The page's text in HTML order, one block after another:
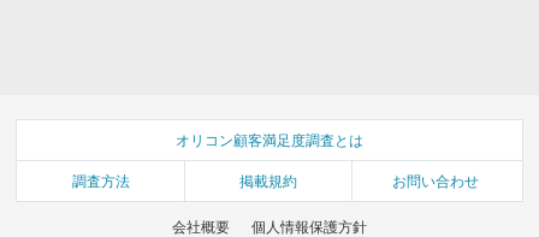
オリコン顧客満足度調査とは
調査方法 掲載規約 お問い合わせ
会社概要 個人情報保護方針